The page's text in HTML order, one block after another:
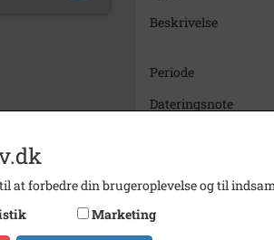
Beskrivelse
Periode
Dateringsnote
Type
at forbedre din brugeroplevelse og til
Marketing